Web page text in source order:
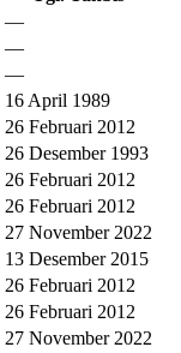
—
—
—
16 April 1989
26 Februari 2012
26 Desember 1993
26 Februari 2012
26 Februari 2012
27 November 2022
13 Desember 2015
26 Februari 2012
26 Februari 2012
27 November 2022